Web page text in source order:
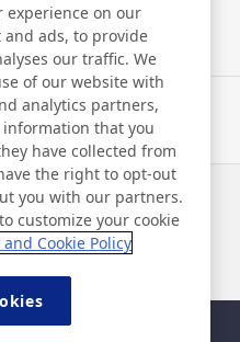
experience on our
ads, to provide
our traffic. We
of our website with
analytics partners,
that you
have collected from
the right to opt-out
you with our partners.
customize your cookie
and Cookie Policy